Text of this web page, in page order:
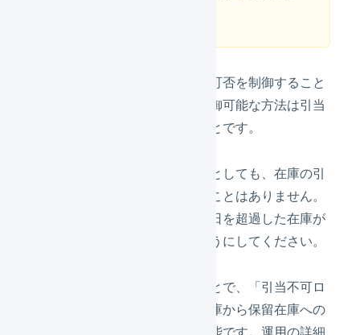
物理在庫属性によって、引当の可否を制御すること
はできません。引当の可否を制御可能な方法は引当
不可ロケーションを使用することです。
通常は、出荷期限日を超過したとしても、在庫の引
当対象から自動的に除外されることはありません。
保管状況メニューから出荷期限日を超過した在庫が
通常ロケーションに残らないようにしてください。
」を使用することで、「引当不可ロ
ケーションへの移動（保管中在庫から保留在庫への
移動）」を自動化することも可能です。運用の詳細